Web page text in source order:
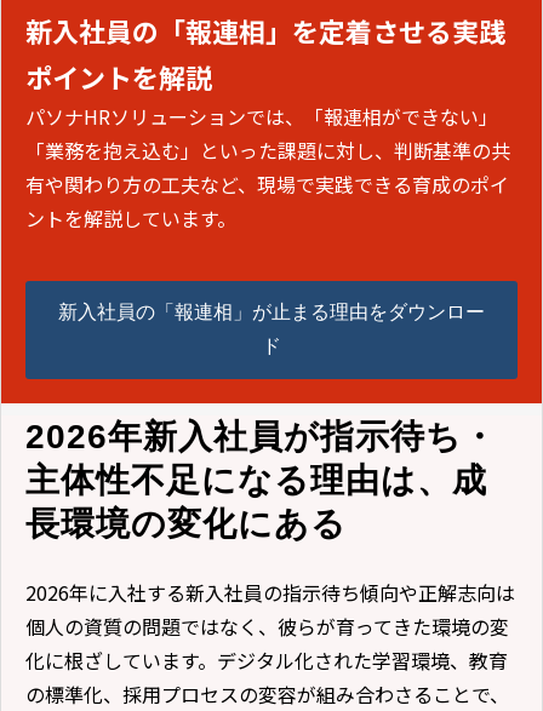
新入社員の「報連相」を定着させる実践
ポイントを解説
パソナHRソリューションでは、「報連相ができない」
「業務を抱え込む」といった課題に対し、判断基準の共
有や関わり方の工夫など、現場で実践できる育成のポイ
ントを解説しています。
新入社員の「報連相」が止まる理由をダウンロー
ド
2026年新入社員が指示待ち・
主体性不足になる理由は、成
長環境の変化にある
2026年に入社する新入社員の指示待ち傾向や正解志向は
個人の資質の問題ではなく、彼らが育ってきた環境の変
化に根ざしています。デジタル化された学習環境、教育
の標準化、採用プロセスの変容が組み合わさることで、